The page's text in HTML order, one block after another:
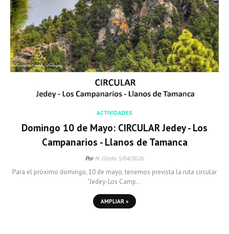
ACTIVIDADES
Domingo 10 de Mayo: CIRCULAR Jedey - Los
Campanarios - Llanos de Tamanca
Por N. Ojeda 5/04/2026
Para el próximo domingo, 10 de mayo, tenemos prevista la ruta circular
"Jedey-Los Camp…
AMPLIAR »